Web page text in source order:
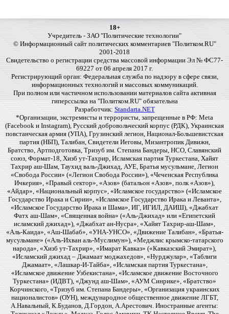
18+
Учредитель - ЗАО "Политические технологии"
© Информационный сайт политических комментариев "Политком.RU"
2001-2018
Свидетельство о регистрации средства массовой информации Эл № ФС77-
69227 от 06 апреля 2017 г.
Регистрирующий орган: Федеральная служба по надзору в сфере связи,
информационных технологий и массовых коммуникаций.
При полном или частичном использовании материалов сайта активная
гиперссылка на "Политком.RU" обязательна
Разработчик: Standarta.NET
*Организации, экстремисты и террористы, запрещенные в РФ: Meta
(Facebook и Instagram), Русский добровольческий корпус (РДК), Украинская
повстанческая армия (УПА), Грузинский легион, Национал-Большевистская
партия (НБП), Талибан, Свидетели Иеговы, Мизантропик Дивижн,
Братство, Артподготовка, Тризуб им. Степана Бандеры, НСО, Славянский
союз, Формат-18, Хизб ут-Тахрир, Исламская партия Туркестана, Хайят
Тахрир аш-Шам, Таухид валь-Джихад, АУЕ, Братья мусульмане, Легион
«Свобода России» («Легион Свобода России»), «Чеченская Республика
Ичкерия», «Правый сектор», «Азов» (батальон «Азов», полк «Азов»),
«Айдар», «Национальный корпус», «Исламское государство» («Исламское
Государство Ирака и Сирии», «Исламское Государство Ирака и Леванта»,
«Исламское Государство Ирака и Шама», ИГ, ИГИЛ, ДАИШ), «Джабхат
Фатх аш-Шам», «Священная война» («Аль-Джихад» или «Египетский
исламский джихад»), «Джабхат ан-Нусра», «Хайят Тахрир-аш-Шам»,
«Аль-Каида», «Аш-Шабаб», «УНА-УНСО», «Движение Талибан», «Братья-
мусульмане» («Аль-Ихван аль-Муслимун»), «Меджлис крымско-татарского
народа», «Хизб ут-Тахрир», «Имарат Кавказ» («Кавказский Эмират»),
«Исламский джихад – Джамаат моджахедов», «Нурджулар», «Таблиги
Джамаат», «Лашкар-И-Тайба», «Исламская партия Туркестана»,
«Исламское движение Узбекистана», «Исламское движение Восточного
Туркестана» (ИДВТ), «Джунд аш-Шам», «АУМ Синрике», «Братство»
Корчинского, «Тризуб им. Степана Бандеры», «Организация украинских
националистов» (ОУН), международное общественное движение ЛГБТ,
А.Навальный, К.Буданов, Д.Гордон, А.Арестович. Иностранные агенты: